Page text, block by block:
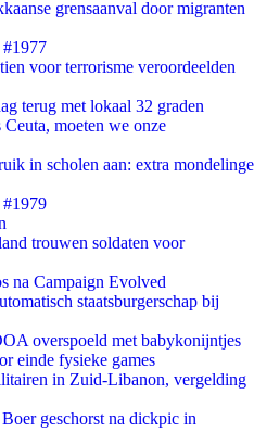
grensaanval door migranten
#1977
voor terrorisme veroordeelden
terug met lokaal 32 graden
moeten we onze
in scholen aan: extra mondelinge
#1979
trouwen soldaten voor
na Campaign Evolved
staatsburgerschap bij
overspoeld met babykonijntjes
einde fysieke games
in Zuid-Libanon, vergelding
geschorst na dickpic in